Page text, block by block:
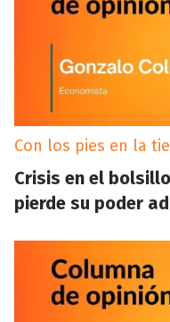
Con los pies en la
Crisis en el
pierde su poder